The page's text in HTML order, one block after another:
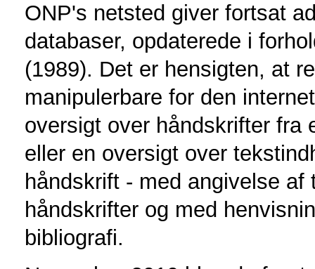
ONP's netsted giver fortsat
databaser, opdaterede i
(1989). Det er hensigten, at
manipulerbare for den
oversigt over håndskrifter fra
eller en oversigt over
håndskrift - med angivelse
håndskrifter og med
bibliografi.